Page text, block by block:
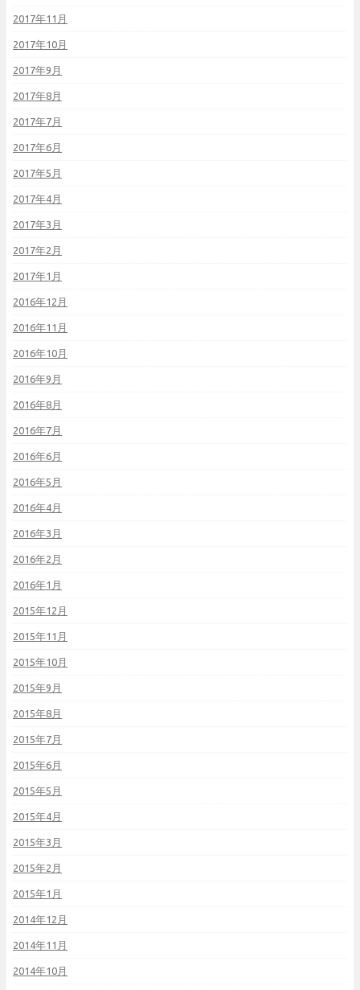
2017年11月
2017年10月
2017年9月
2017年8月
2017年7月
2017年6月
2017年5月
2017年4月
2017年3月
2017年2月
2017年1月
2016年12月
2016年11月
2016年10月
2016年9月
2016年8月
2016年7月
2016年6月
2016年5月
2016年4月
2016年3月
2016年2月
2016年1月
2015年12月
2015年11月
2015年10月
2015年9月
2015年8月
2015年7月
2015年6月
2015年5月
2015年4月
2015年3月
2015年2月
2015年1月
2014年12月
2014年11月
2014年10月